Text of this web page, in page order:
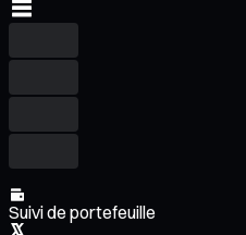
Suivi de portefeuille